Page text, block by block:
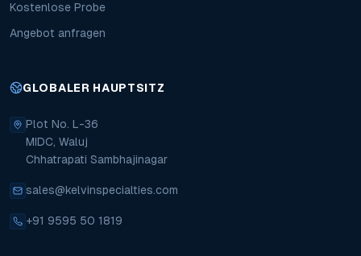
Kostenlose Probe
Angebot anfragen
GLOBALER HAUPTSITZ
Plot No. L-36
MIDC, Waluj
Chhatrapati Sambhajinagar
sales@kelvinspecialties.com
+91 9595 50 1819